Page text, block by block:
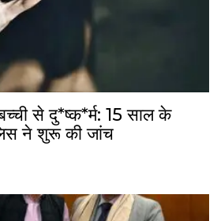
से दु*ष्क*र्म: 15 साल के
ने शुरू की जांच